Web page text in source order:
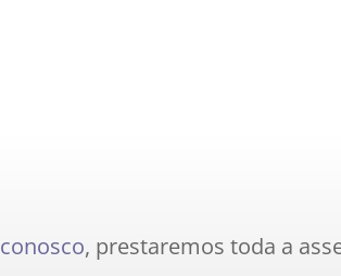
, prestaremos toda a